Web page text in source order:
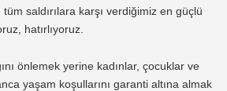
tüm saldırılara karşı verdiğimiz en güçlü
hatırlıyoruz.
önlemek yerine kadınlar, çocuklar ve
yaşam koşullarını garanti altına almak